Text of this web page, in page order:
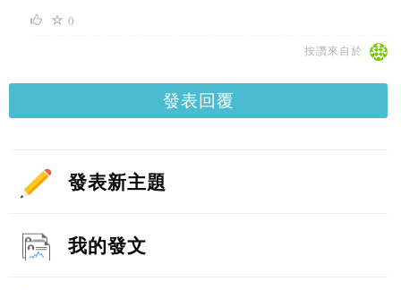
0
按讚來自於
發表回覆
發表新主題
我的發文